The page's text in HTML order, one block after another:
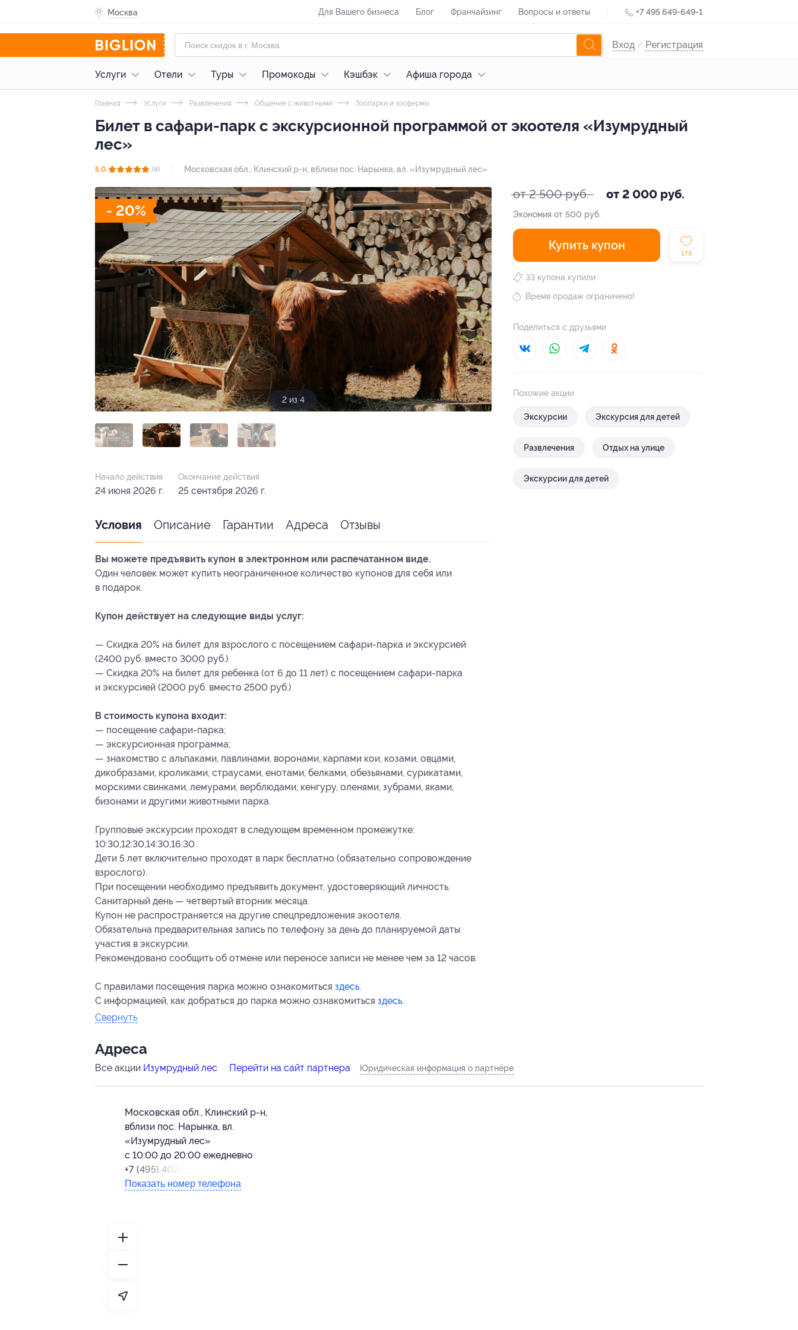
Москва Для Вашего бизнеса Блог Франчайзинг Вопросы и ответы +7 495 649-649-1
Вход / Регистрация
Услуги Отели Туры Промокоды Кэшбэк Афиша города
Главная Услуги Развлечения Общение с животными Зоопарки и зоофермы
Билет в сафари-парк с экскурсионной программой от экоотеля «Изумрудный
лес»
5.0 (4) Московская обл., Клинский р-н, вблизи пос. Нарынка, вл. «Изумрудный лес»
- 20%
3 из 4
от 2 500 руб. от 2 000 руб.
Экономия от 500 руб.
Купить купон
173
33 купона купили
Время продаж ограничено!
Поделиться с друзьями
Похожие акции
Экскурсии Экскурсия для детей
Развлечения Отдых на улице
Экскурсии для детей
Начало действия
24 июня 2026 г.
Окончание действия
25 сентября 2026 г.
Условия Описание Гарантии Адреса Отзывы
Вы можете предъявить купон в электронном или распечатанном виде.
Один человек может купить неограниченное количество купонов для себя или
в подарок.
Купон действует на следующие виды услуг:
— Скидка 20% на билет для взрослого с посещением сафари-парка и экскурсией
(2400 руб. вместо 3000 руб.)
— Скидка 20% на билет для ребенка (от 6 до 11 лет) с посещением сафари-парка
и экскурсией (2000 руб. вместо 2500 руб.)
В стоимость купона входит:
— посещение сафари-парка;
— экскурсионная программа;
— знакомство с альпаками, павлинами, воронами, карпами кои, козами, овцами,
дикобразами, кроликами, страусами, енотами, белками, обезьянами, сурикатами,
морскими свинками, лемурами, верблюдами, кенгуру, оленями, зубрами, яками,
бизонами и другими животными парка.
Групповые экскурсии проходят в следующем временном промежутке:
10:30,12:30,14:30,16:30.
Дети 5 лет включительно проходят в парк бесплатно (обязательно сопровождение
взрослого).
При посещении необходимо предъявить документ, удостоверяющий личность.
Санитарный день — четвертый вторник месяца.
Купон не распространяется на другие спецпредложения экоотеля.
Обязательна предварительная запись по телефону за день до планируемой даты
участия в экскурсии.
Рекомендовано сообщить об отмене или переносе записи не менее чем за 12 часов.
С правилами посещения парка можно ознакомиться здесь.
С информацией, как добраться до парка можно ознакомиться здесь.
Свернуть
Адресa
Все акции Изумрудный лес Перейти на сайт партнера Юридическая информация о партнёре
Московская обл., Клинский р-н,
вблизи пос. Нарынка, вл.
«Изумрудный лес»
с 10:00 до 20:00 ежедневно
+7 (495) 402-02-20
Показать номер телефона